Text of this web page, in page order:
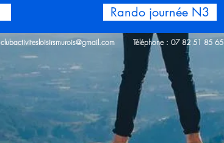
Rando journée N3
clubactivitesloisirsmurois@gmail.com Téléphone : 07 82 51 85 65